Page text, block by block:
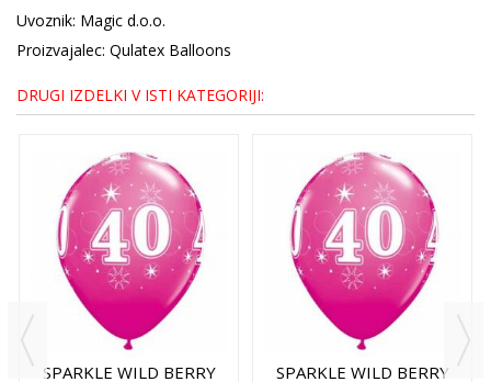
Uvoznik: Magic d.o.o.
Proizvajalec: Qulatex Balloons
DRUGI IZDELKI V ISTI KATEGORIJI:
SPARKLE WILD BERRY
SPARKLE WILD BERRY